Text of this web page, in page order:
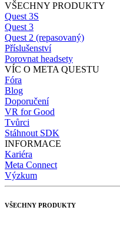
VŠECHNY PRODUKTY
Quest 3S
Quest 3
Quest 2 (repasovaný)
Příslušenství
Porovnat headsety
VÍC O META QUESTU
Fóra
Blog
Doporučení
VR for Good
Tvůrci
Stáhnout SDK
INFORMACE
Kariéra
Meta Connect
Výzkum
VŠECHNY PRODUKTY